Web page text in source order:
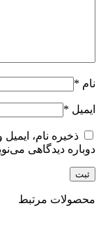
نام *
ایمیل *
ذخیره نام،
دوباره دیدگاهی
محصولات مرتبط